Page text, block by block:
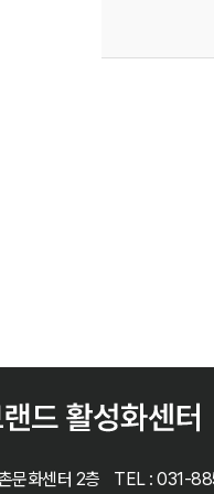
문화센터 2층 TEL : 031-